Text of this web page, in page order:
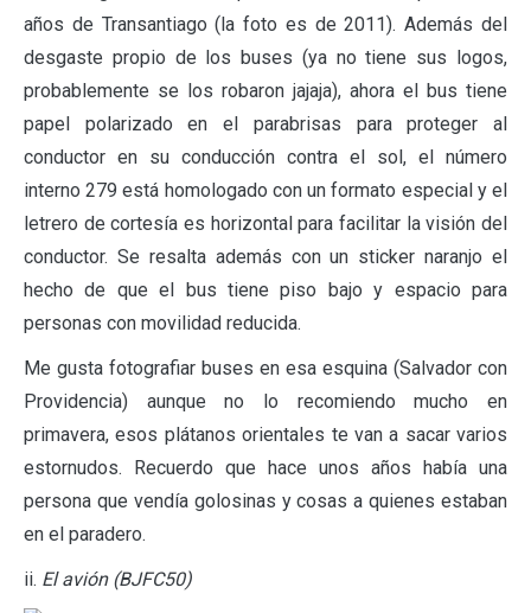
años de Transantiago (la foto es de 2011). Además del
desgaste propio de los buses (ya no tiene sus logos,
probablemente se los robaron jajaja), ahora el bus tiene
papel polarizado en el parabrisas para proteger al
conductor en su conducción contra el sol, el número
interno 279 está homologado con un formato especial y el
letrero de cortesía es horizontal para facilitar la visión del
conductor. Se resalta además con un sticker naranjo el
hecho de que el bus tiene piso bajo y espacio para
personas con movilidad reducida.
Me gusta fotografiar buses en esa esquina (Salvador con
Providencia) aunque no lo recomiendo mucho en
primavera, esos plátanos orientales te van a sacar varios
estornudos. Recuerdo que hace unos años había una
persona que vendía golosinas y cosas a quienes estaban
en el paradero.
ii. El avión (BJFC50)